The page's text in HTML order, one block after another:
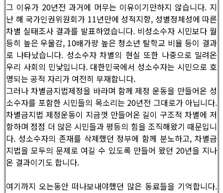
그 이유가 20년전 과거에 머무는 이유이기만하지 않습니다. 지
난 해 국가인권위원회가 11년만에 성적지향, 성별정체성에 따른
차별 실태조사 결과를 발표하였습니다. 비성소수자 시민보다 월
등히 높은 우울감, 10배가량 높은 청소년 탈학교 비율 등이 결과
로 나타났습니다. 성소수자 차별의 현실 또한 나중으로 밀려온
우리 사회의 민낯입니다. 대한민국에서 성소수자는 시민으로 호
명되는 공적 자리가 여전히 부재합니다.
그러나 차별금지법제정을 바라며 함께 제정 운동을 만들어온 성
소수자를 포함한 시민들의 목소리는 20년전 그대로가 아닙니다.
차별금지법 제정운동이 지금껏 만들어온 길이 구조적 차별에 저
항하며 점점 더 많은 시민들과 평등의 힘을 조직해왔기 때문입니
다. 성소수자의 존재를 삭제했던 정부에 함께 분노하고, 차별금
지법을 모두의 문제로 여길 수 있도록 만들어 왔던 20년을 지나
온 결과이기도 합니다.
여기까지 오는동안 떠나보내야했던 많은 동료들을 기억합니다.